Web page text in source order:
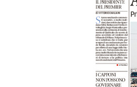
Ok Boomer!
Altrecose
Mondiali calcio 2026